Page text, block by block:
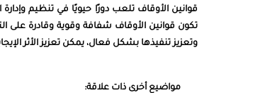
قوانين الأوقاف تلعب دورًا حيويًا في تنظيم
تكون قوانين الأوقاف شفافة وقوية وقادرة على
وتعزيز تنفيذها بشكل فعال، يمكن تعزيز الأثر
مواضيع أخرى ذات علاقة: